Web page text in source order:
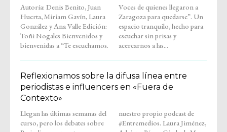
Autoría: Denis Benito, Juan
Huerta, Miriam Gavín, Laura
González y Ana Valle Edición:
Toñi Nogales Bienvenidos y
bienvenidas a “Te escuchamos.
Voces de quienes llegaron a
Zaragoza para quedarse”. Un
espacio tranquilo, hecho para
escuchar sin prisas y
acercarnos a las...
Reflexionamos sobre la difusa línea entre
periodistas e influencers en «Fuera de
Contexto»
Llegan las últimas semanas del
curso, pero los debates sobre
nuestro propio podcast de
#Entremedios. Laura Jiménez,